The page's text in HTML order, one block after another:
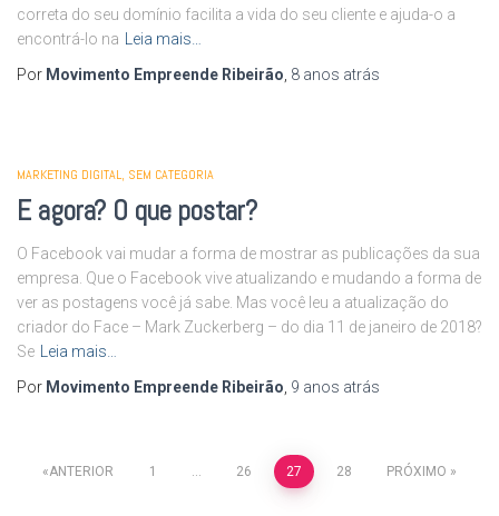
correta do seu domínio facilita a vida do seu cliente e ajuda-o a
encontrá-lo na
Leia mais…
Por Movimento Empreende Ribeirão 8 anos atrás
MARKETING DIGITAL SEM CATEGORIA
E agora? O que postar?
O Facebook vai mudar a forma de mostrar as publicações da sua
empresa. Que o Facebook vive atualizando e mudando a forma de
ver as postagens você já sabe. Mas você leu a atualização do
criador do Face – Mark Zuckerberg – do dia 11 de janeiro de 2018?
Se
Leia mais…
Por Movimento Empreende Ribeirão 9 anos atrás
Navegação
ANTERIOR 1 … 26 27 28 PRÓXIMO